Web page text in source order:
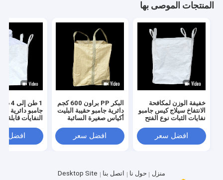
المنتجات الموصى بها
خفيفة الوزن لمكافحة
الانتفاخ سيلاج كيس جامبو
نفايات الثبات نوع الفتح
افضل سعر
البكر PP براون 600 كجم
دائرية جامبو حقيبة البليت
أكياس صغيرة السائبة
افضل سعر
1 طن
جامبو دائرية
النفايات قابلة
افضل
منزل حول نا اتصل بنا
Desktop Site